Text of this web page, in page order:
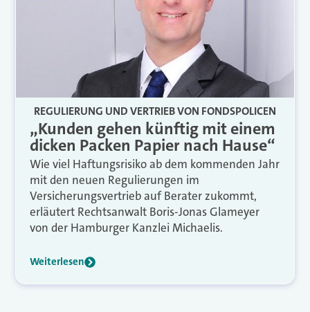
REGULIERUNG UND VERTRIEB VON FONDSPOLICEN
„Kunden gehen künftig mit einem
dicken Packen Papier nach Hause“
Wie viel Haftungsrisiko ab dem kommenden Jahr
mit den neuen Regulierungen im
Versicherungsvertrieb auf Berater zukommt,
erläutert Rechtsanwalt Boris-Jonas Glameyer
von der Hamburger Kanzlei Michaelis.
Weiterlesen